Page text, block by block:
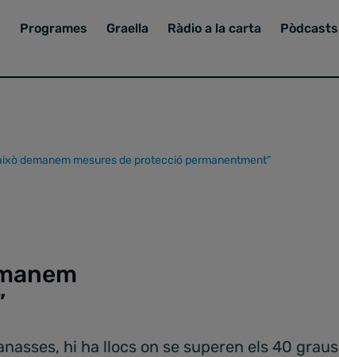
Programes Graella Ràdio a la carta Pòdcasts
demanem mesures de protecció permanentment”
hi ha llocs on se superen els 40 graus